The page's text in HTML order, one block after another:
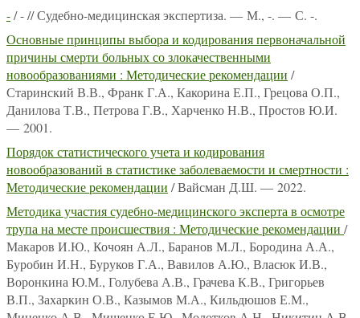
-/ - // Судебно-медицинская экспертиза. — М., -. — С. -.
Основные принципы выбора и кодирования первоначальной
причины смерти больных со злокачественными
новообразованиями : Методические рекомендации /
Старинский В.В., Франк Г.А., Какорина Е.П., Грецова О.П.,
Данилова Т.В., Петрова Г.В., Харченко Н.В., Простов Ю.И.
— 2001.
Порядок статистического учета и кодирования
новообразований в статистике заболеваемости и смертности :
Методические рекомендации / Вайсман Д.Ш. — 2022.
Методика участия судебно-медицинского эксперта в осмотре
трупа на месте происшествия : Методические рекомендации /
Макаров И.Ю., Кочоян А.Л., Баранов М.Л., Бородина А.А.,
Буробин И.Н., Буруков Г.А., Вавилов А.Ю., Власюк И.В.,
Воронкина Ю.М., Голубева А.В., Грачева К.В., Григорьев
В.П., Захаркин О.В., Казымов М.А., Кильдюшов Е.М.,